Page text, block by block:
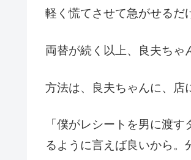
軽く慌てさせて急がせるだ
両替が続く以上、良夫ちゃ
方法は、良夫ちゃんに、店
「僕がレシートを男に渡
るように言えば良いから。